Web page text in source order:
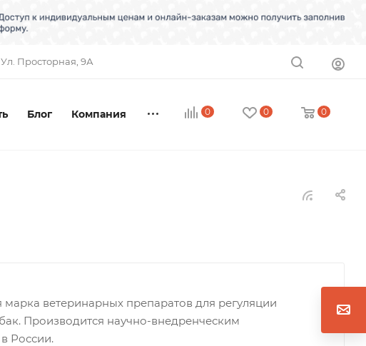
Просторная, 9А
0 0 0
Блог Компания
марка ветеринарных препаратов для регуляции
Производится научно-внедренческим
России.